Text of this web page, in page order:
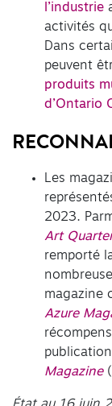
l’industrie
activités
Dans
peuvent
produits
d’Ontario
Les
2023.
Art
remporté
magazine
Azure
Magazine